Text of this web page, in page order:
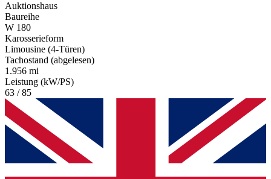
Auktionshaus
Baureihe
W 180
Karosserieform
Limousine (4-Türen)
Tachostand (abgelesen)
1.956 mi
Leistung (kW/PS)
63 / 85